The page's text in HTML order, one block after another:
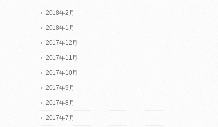
2018年2月
2018年1月
2017年12月
2017年11月
2017年10月
2017年9月
2017年8月
2017年7月